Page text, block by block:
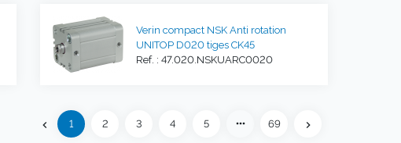
Verin compact NSK Anti rotation
UNITOP D020 tiges CK45
Ref. : 47.020.NSKUARC0020
chevron_left Précédent
1 2 3 4 5 more_horiz 69 chevron_right
Suivant